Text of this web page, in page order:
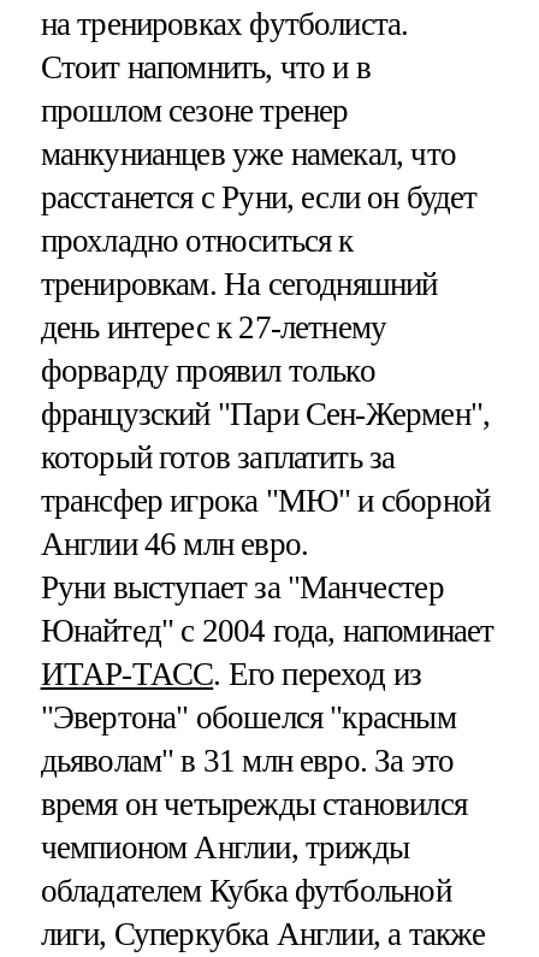
на тренировках футболиста.
Стоит напомнить, что и в
прошлом сезоне тренер
манкунианцев уже намекал, что
расстанется с Руни, если он будет
прохладно относиться к
тренировкам. На сегодняшний
день интерес к 27-летнему
форварду проявил только
французский "Пари Сен-Жермен",
который готов заплатить за
трансфер игрока "МЮ" и сборной
Англии 46 млн евро.
Руни выступает за "Манчестер
Юнайтед" с 2004 года, напоминает
ИТАР-ТАСС. Его переход из
"Эвертона" обошелся "красным
дьяволам" в 31 млн евро. За это
время он четырежды становился
чемпионом Англии, трижды
обладателем Кубка футбольной
лиги, Суперкубка Англии, а также